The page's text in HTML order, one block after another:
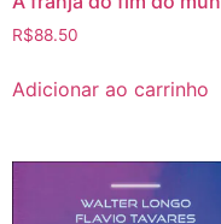
R$88.50
Adicionar ao carrinho